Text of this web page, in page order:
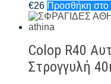
€26 Προσθήκη στο
Colop R40
Στρογγυλή